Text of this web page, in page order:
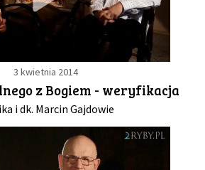
3 kwietnia 2014
z Bogiem - weryfikacja
i dk. Marcin Gajdowie